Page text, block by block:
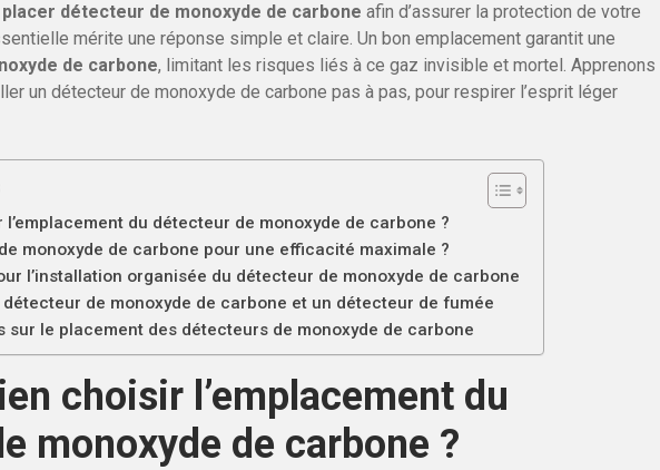
placer détecteur de monoxyde de carbone afin d’assurer la protection de votre
mérite une réponse simple et claire. Un bon emplacement garantit une
de carbone, limitant les risques liés à ce gaz invisible et mortel. Apprenons
un détecteur de monoxyde de carbone pas à pas, pour respirer l’esprit léger
du détecteur de monoxyde de carbone ?
monoxyde de carbone pour une efficacité maximale ?
l’installation organisée du détecteur de monoxyde de carbone
de monoxyde de carbone et un détecteur de fumée
sur le placement des détecteurs de monoxyde de carbone
choisir l’emplacement du
monoxyde de carbone ?